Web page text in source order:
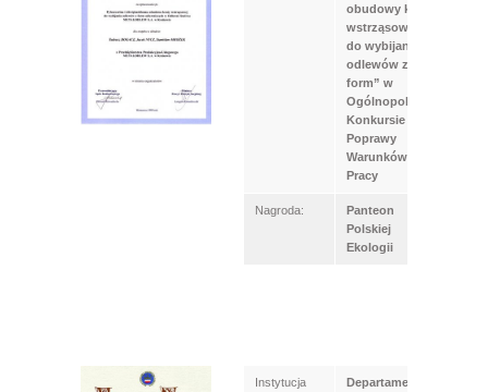
obudowy kraty
wstrząsowej
do wybijania
odlewów z
form” w
Ogólnopolskim
Konkursie
Poprawy
Warunków
Pracy
Nagroda:
Panteon
Polskiej
Ekologii
Instytucja
Departament